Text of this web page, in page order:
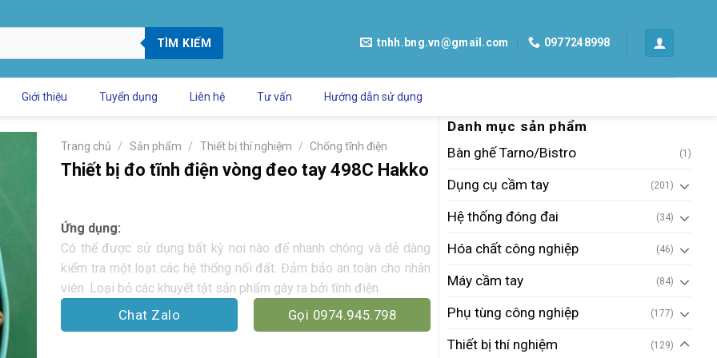
TÌM KIẾM tnhh.bng.vn@gmail.com 0977248998
Giới thiệu Tuyển dụng Liên hệ Tư vấn Hướng dẫn sử dụng
Danh mục sản phẩm
Bàn ghế Tarno/Bistro
(1)
Dụng cụ cầm tay (201)
Hệ thống đóng đai (34)
Hóa chất công nghiệp (46)
Máy cầm tay (84)
Phụ tùng công nghiệp (177)
Thiết bị thí nghiệm (129)
Trang chủ / Sản phẩm / Thiết bị thí nghiệm / Chống tĩnh điện
Thiết bị đo tĩnh điện vòng đeo tay 498C Hakko
Ứng dụng:
Có thể được sử dụng bất kỳ nơi nào để nhanh chóng và dễ dàng
kiểm tra một loạt các hệ thống nối đất. Đảm bảo an toàn cho nhân
viên. Loại bỏ các khuyết tật sản phẩm gây ra bởi tĩnh điện.
Chat Zalo Gọi 0974.945.798